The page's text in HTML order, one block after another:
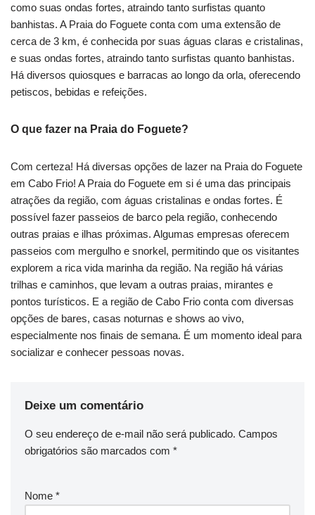
como suas ondas fortes, atraindo tanto surfistas quanto
banhistas. A Praia do Foguete conta com uma extensão de
cerca de 3 km, é conhecida por suas águas claras e cristalinas,
e suas ondas fortes, atraindo tanto surfistas quanto banhistas.
Há diversos quiosques e barracas ao longo da orla, oferecendo
petiscos, bebidas e refeições.
O que fazer na Praia do Foguete?
Com certeza! Há diversas opções de lazer na Praia do Foguete
em Cabo Frio! A Praia do Foguete em si é uma das principais
atrações da região, com águas cristalinas e ondas fortes. É
possível fazer passeios de barco pela região, conhecendo
outras praias e ilhas próximas. Algumas empresas oferecem
passeios com mergulho e snorkel, permitindo que os visitantes
explorem a rica vida marinha da região. Na região há várias
trilhas e caminhos, que levam a outras praias, mirantes e
pontos turísticos. E a região de Cabo Frio conta com diversas
opções de bares, casas noturnas e shows ao vivo,
especialmente nos finais de semana. É um momento ideal para
socializar e conhecer pessoas novas.
Deixe um comentário
O seu endereço de e-mail não será publicado. Campos
obrigatórios são marcados com *
Nome *